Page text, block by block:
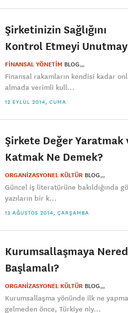
Şirketinizin Sağlığını
Kontrol Etmeyi
FİNANSAL YÖNETİM BLOG
Finansal rakamların kendisi kadar
almada verimli kull...
12 EYLÜL 2014, CUMA
Şirkete Değer Yaratmak
Katmak Ne Demek?
ORGANİZASYONEL KÜLTÜR BLOG
Güncel iş literatürüne bakıldığında
yazıların bir k...
13 AĞUSTOS 2014, ÇARŞAMBA
Kurumsallaşmaya
Başlamalı?
ORGANİZASYONEL KÜLTÜR BLOG
Kurumsallaşma yönünde ilk ne
gelmeden önce, Türkiye niy...